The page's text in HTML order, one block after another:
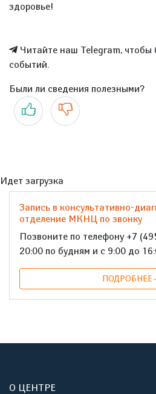
здоровье!
Читайте наш Telegram, чтобы
событий.
Были ли сведения полезными?
Да Нет
Идет загрузка
Запись в консультативно-
отделение МКНЦ по звонку
Позвоните по телефону +7
20:00 по будням и с 9:00 до
ПОДРОБНЕЕ
О ЦЕНТРЕ